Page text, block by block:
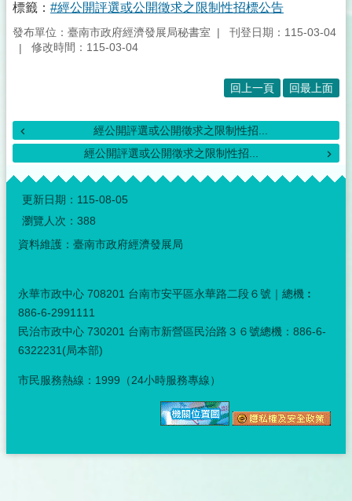
標籤： #經公開評選或公開徵求之限制性招標公告
發布單位：臺南市政府經濟發展局秘書室
刊登日期：115-03-04
修改時間：115-03-04
回上一頁 回最上面
經公開評選或公開徵求之限制性招...
經公開評選或公開徵求之限制性招...
:::
更新日期： 115-08-05
瀏覽人次： 388
資料維護：臺南市政府經濟發展局
永華市政中心 708201 台南市安平區永華路二段６號｜總機︰
886-6-2991111
民治市政中心 730201 台南市新營區民治路３６號總機：886-6-
6322231(局本部)
市民服務熱線：1999（24小時服務專線）